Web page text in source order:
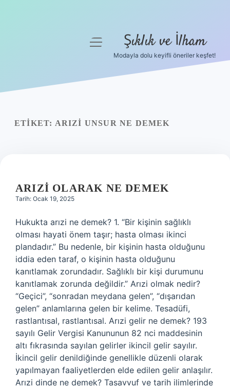
Yasal Uyarı
menüyü
Şıklık ve İlham
Modayla dolu keyifli öneriler keşfet!
ETIKET: ARIZI UNSUR NE DEMEK
ARIZI OLARAK NE DEMEK
Tarih: Ocak 19, 2025
Hukukta arızi ne demek? 1. “Bir kişinin sağlıklı
olması hayati önem taşır; hasta olması ikinci
plandadır.” Bu nedenle, bir kişinin hasta olduğunu
iddia eden taraf, o kişinin hasta olduğunu
kanıtlamak zorundadır. Sağlıklı bir kişi durumunu
kanıtlamak zorunda değildir.” Arızi olmak nedir?
“Geçici”, “sonradan meydana gelen”, “dışarıdan
gelen” anlamlarına gelen bir kelime. Tesadüfi,
rastlantısal, rastlantısal. Arızi gelir ne demek? 193
sayılı Gelir Vergisi Kanununun 82 nci maddesinin
altı fıkrasında sayılan gelirler ikincil gelir sayılır.
İkincil gelir denildiğinde genellikle düzenli olarak
yapılmayan faaliyetlerden elde edilen gelir anlaşılır.
Arızi dinde ne demek? Tasavvuf ve tarih ilimlerinde